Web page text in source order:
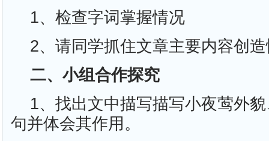
1、检查字词掌握情况
2、请同学抓住文章主要内容创
二、小组合作探究
1、找出文中描写描写小夜莺外
句并体会其作用。